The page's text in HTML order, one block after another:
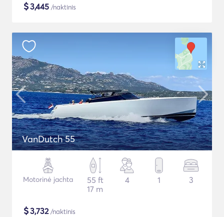
$3,445 /naktinis
VanDutch 55
Motorinė jachta
55 ft
17 m
4 1 3
$3,732/naktinis